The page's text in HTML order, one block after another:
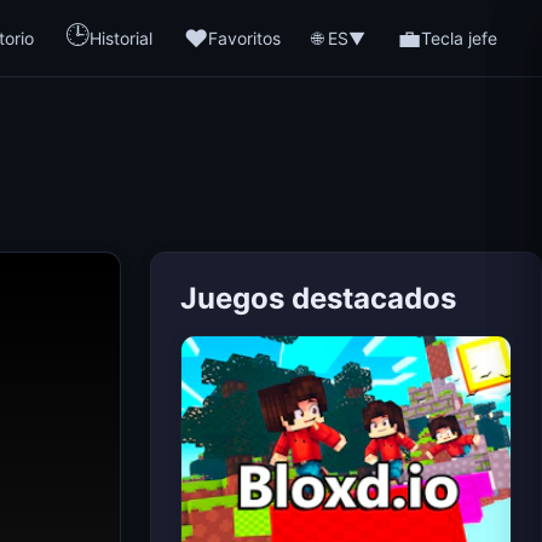
🕒Historial ❤️Favoritos 🌐 ES▼ 💼Tecla jefe
Juegos destacados